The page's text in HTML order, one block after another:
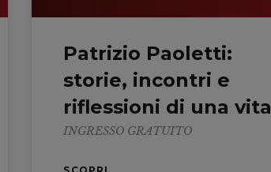
Patrizio Paoletti:
storie, incontri e
riflessioni di una vita
INGRESSO GRATUITO